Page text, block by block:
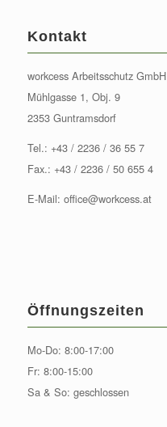
Kontakt
workcess Arbeitsschutz GmbH
Mühlgasse 1, Obj. 9
2353 Guntramsdorf
Tel.: +43 / 2236 / 36 55 7
Fax.: +43 / 2236 / 50 655 4
E-Mail: office@workcess.at
Öffnungszeiten
Mo-Do: 8:00-17:00
Fr: 8:00-15:00
Sa & So: geschlossen